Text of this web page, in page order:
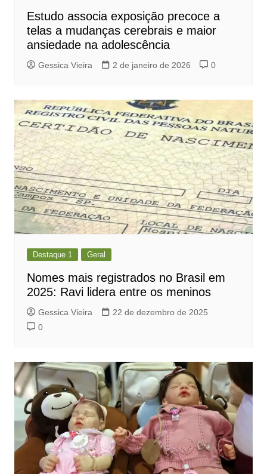
Estudo associa exposição precoce a
telas a mudanças cerebrais e maior
ansiedade na adolescência
Gessica Vieira 2 de janeiro de 2026 0
Destaque 1 Geral
Nomes mais registrados no Brasil em
2025: Ravi lidera entre os meninos
Gessica Vieira
22 de dezembro de 2025
0